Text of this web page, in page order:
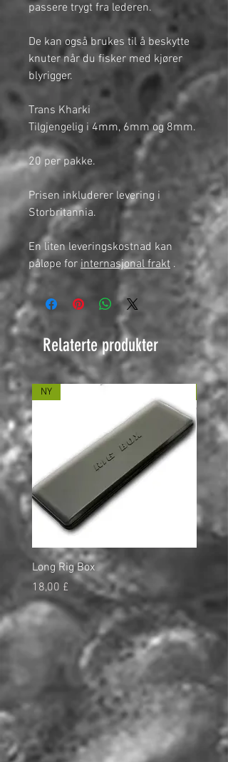
passere trygt fra lederen.
De kan også brukes til å beskytte
knuter når du fisker med kjører
blyrigger.
Trans Kharki
Tilgjengelig i 4mm, 6mm og 8mm.
20 per pakke.
Prisen inkluderer levering i
Storbritannia.
En liten leveringskostnad kan
påløpe for internasjonal frakt .
Relaterte produkter
NY
Long Rig Box
Pris
18,00 £
NY